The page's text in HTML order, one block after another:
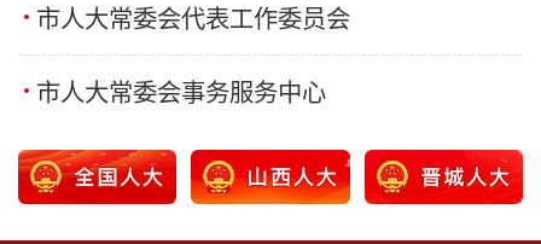
市人大常委会代表工作委员会
市人大常委会事务服务中心